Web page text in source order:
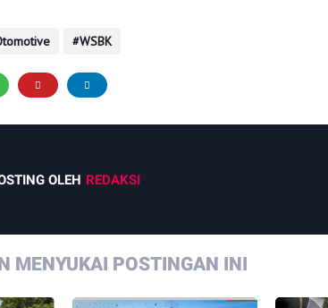
WSBK
OLEH REDAKSI
MENYUKAI POSTINGAN INI